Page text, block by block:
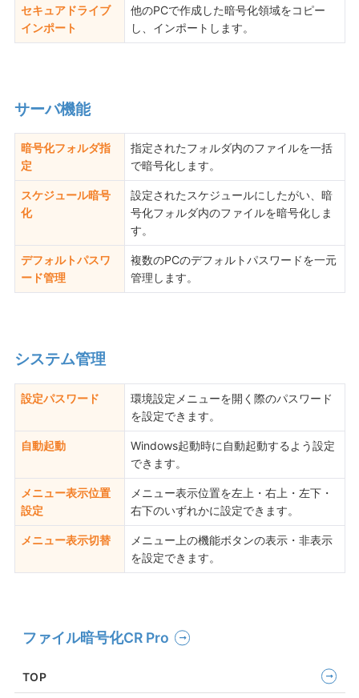
セキュアドライブ
インポート
他のPCで作成した暗号化領域をコピー
し、インポートします。
サーバ機能
暗号化フォルダ指
定
指定されたフォルダ内のファイルを一括
で暗号化します。
スケジュール暗号
化
設定されたスケジュールにしたがい、暗
号化フォルダ内のファイルを暗号化しま
す。
デフォルトパスワ
ード管理
複数のPCのデフォルトパスワードを一元
管理します。
システム管理
設定パスワード
環境設定メニューを開く際のパスワード
を設定できます。
自動起動
Windows起動時に自動起動するよう設定
できます。
メニュー表示位置
設定
メニュー表示位置を左上・右上・左下・
右下のいずれかに設定できます。
メニュー表示切替
メニュー上の機能ボタンの表示・非表示
を設定できます。
ファイル暗号化CR Pro
TOP